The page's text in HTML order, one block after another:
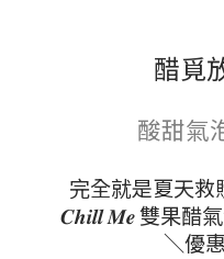
醋覓
酸甜氣
完全就是夏天
𝑪𝒉𝒊𝒍𝒍 𝑴𝒆 雙果醋
＼優